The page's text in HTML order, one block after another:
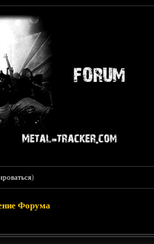
)
Форума